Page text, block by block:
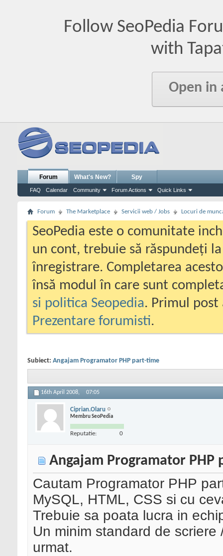
Follow SeoPedia
with
Open in
Forum
FAQ Calendar Community Forum Actions Quick Links
What's New? Spy
Forum The Marketplace Servicii web / Jobs Locuri de
SeoPedia este o comunitate
un cont, trebuie să răspundeți
înregistrare. Completarea
însă modul în care sunt
si politica Seopedia. Primul
Prezentare forumisti.
Subiect: Angajam Programator PHP part-time
16th April 2008, 07:05
Ciprian.Olaru
Membru SeoPedia
Reputatie: 0
Angajam Programator PHP
Cautam Programator PHP
MySQL, HTML, CSS si cu
Trebuie sa poata lucra in
Un minim standard de
urmat.